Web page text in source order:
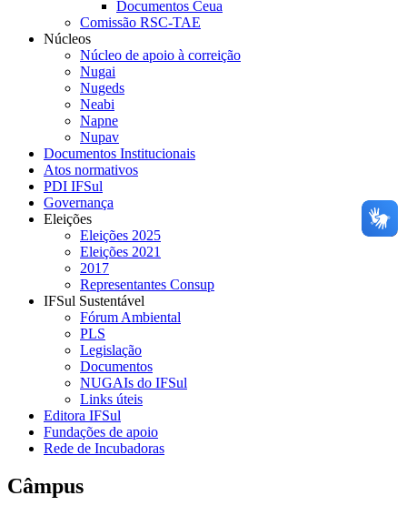
Documentos Ceua
Comissão RSC-TAE
Núcleos
Núcleo de apoio à correição
Nugai
Nugeds
Neabi
Napne
Nupav
Documentos Institucionais
Atos normativos
PDI IFSul
Governança
Eleições
Eleições 2025
Eleições 2021
2017
Representantes Consup
IFSul Sustentável
Fórum Ambiental
PLS
Legislação
Documentos
NUGAIs do IFSul
Links úteis
Editora IFSul
Fundações de apoio
Rede de Incubadoras
Câmpus